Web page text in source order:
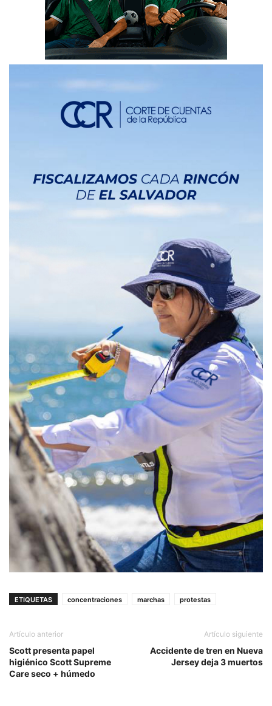
ETIQUETAS concentraciones marchas protestas
Artículo anterior
Scott presenta papel
higiénico Scott Supreme
Care seco + húmedo
Artículo siguiente
Accidente de tren en Nueva
Jersey deja 3 muertos